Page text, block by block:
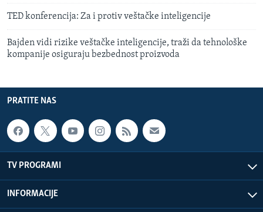
TED konferencija: Za i protiv veštačke inteligencije
Bajden vidi rizike veštačke inteligencije, traži da tehnološke
kompanije osiguraju bezbednost proizvoda
PRATITE NAS
TV PROGRAMI
INFORMACIJE